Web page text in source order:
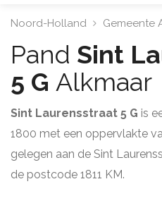
Noord-Holland Gemeente
Pand Sint
5 G Alkmaar
Sint Laurensstraat 5 G is
1800 met een oppervlakte
gelegen aan de Sint
de postcode 1811 KM.